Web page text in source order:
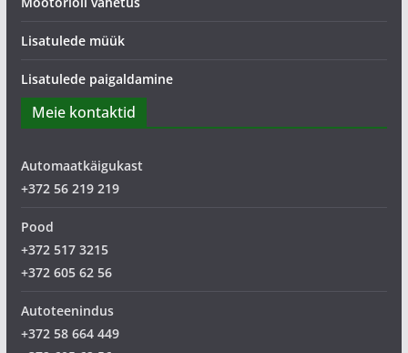
Lisatulede müük
Lisatulede paigaldamine
Meie kontaktid
Automaatkäigukast
+372 56 219 219
Pood
+372 517 3215
+372 605 62 56
Autoteenindus
+372 58 664 449